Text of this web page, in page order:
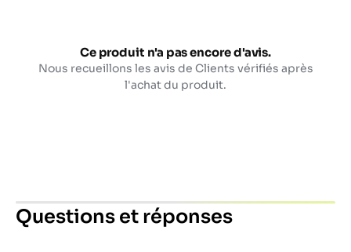
Ce produit n'a pas encore d'avis.
Nous recueillons les avis de Clients vérifiés après
l'achat du produit.
Questions et réponses